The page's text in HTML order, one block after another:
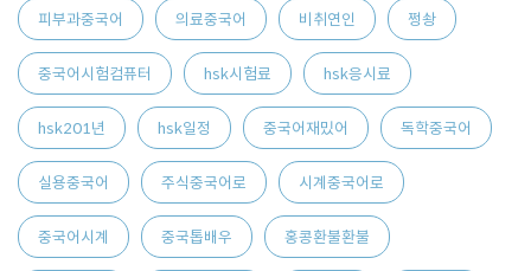
피부과중국어 의료중국어 비취연인 쩡솽
중국어시험컴퓨터 hsk시험료 hsk응시료
hsk201년 hsk일정 중국어재밌어 독학중국어
실용중국어 주식중국어로 시계중국어로
중국어시계 중국톱배우 홍콩환불환불